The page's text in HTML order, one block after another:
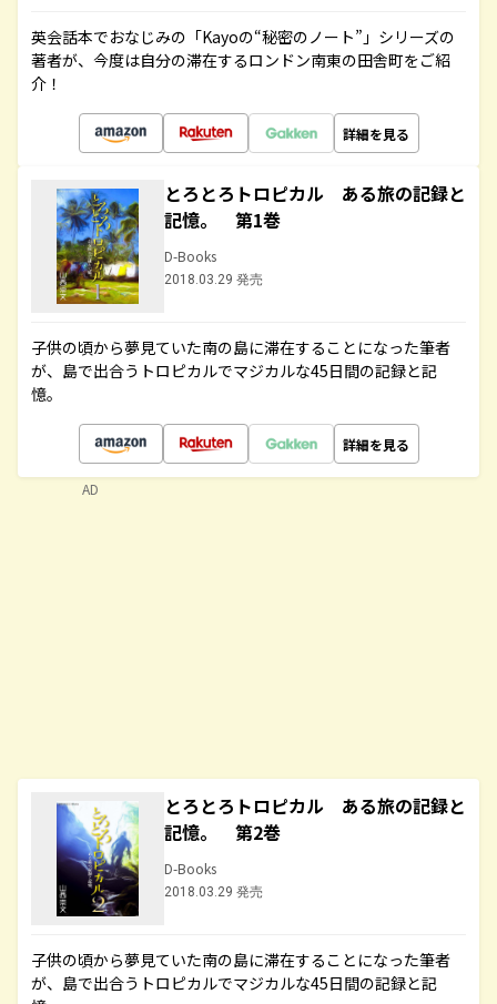
英会話本でおなじみの「Kayoの“秘密のノート”」シリーズの
著者が、今度は自分の滞在するロンドン南東の田舎町をご紹
介！
詳細を見る
とろとろトロピカル ある旅の記録と
記憶。 第1巻
D-Books
2018.03.29 発売
子供の頃から夢見ていた南の島に滞在することになった筆者
が、島で出合うトロピカルでマジカルな45日間の記録と記
憶。
詳細を見る
とろとろトロピカル ある旅の記録と
記憶。 第2巻
D-Books
2018.03.29 発売
子供の頃から夢見ていた南の島に滞在することになった筆者
が、島で出合うトロピカルでマジカルな45日間の記録と記
AD